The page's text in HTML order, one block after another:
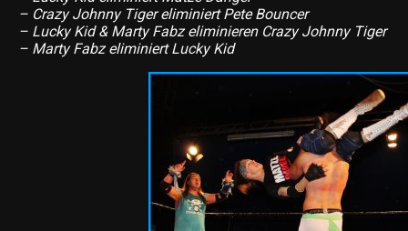
– Crazy Johnny Tiger eliminiert Pete Bouncer
– Lucky Kid & Marty Fabz eliminieren Crazy Johnny Tiger
– Marty Fabz eliminiert Lucky Kid